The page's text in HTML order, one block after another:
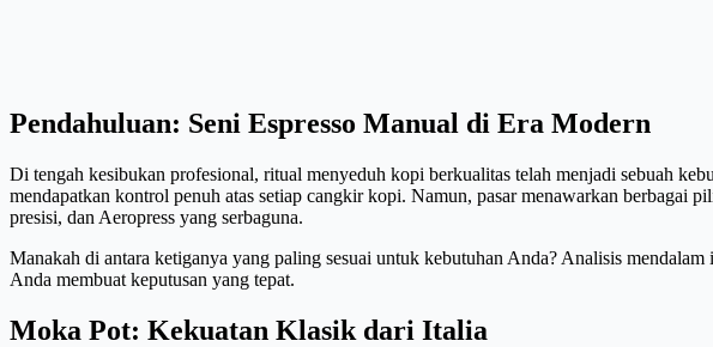
Pendahuluan: Seni Espresso Manual di Era Modern
Di tengah kesibukan profesional, ritual menyeduh kopi berkualitas telah menjadi sebuah
mendapatkan kontrol penuh atas setiap cangkir kopi. Namun, pasar menawarkan
presisi, dan Aeropress yang serbaguna.
Manakah di antara ketiganya yang paling sesuai untuk kebutuhan Anda? Analisis
Anda membuat keputusan yang tepat.
Moka Pot: Kekuatan Klasik dari Italia